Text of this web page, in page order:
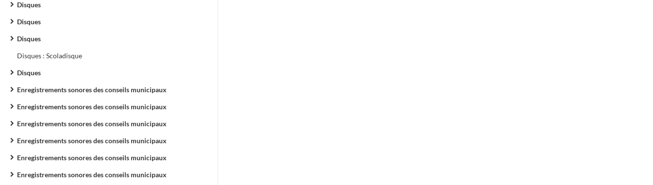
Disques
Disques
Disques
Disques : Scoladisque
Disques
Enregistrements sonores des conseils municipaux
Enregistrements sonores des conseils municipaux
Enregistrements sonores des conseils municipaux
Enregistrements sonores des conseils municipaux
Enregistrements sonores des conseils municipaux
Enregistrements sonores des conseils municipaux